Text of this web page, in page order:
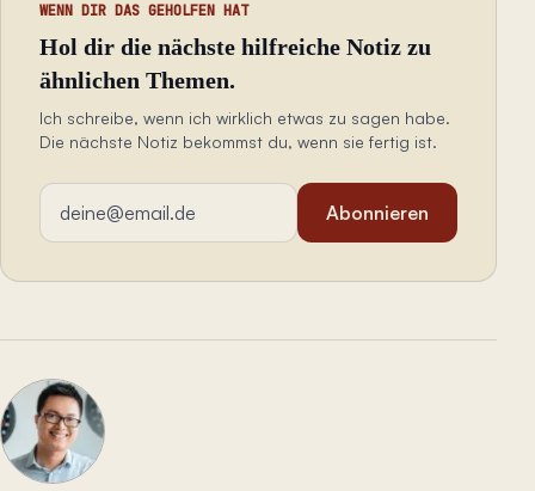
WENN DIR DAS GEHOLFEN HAT
Hol dir die nächste hilfreiche Notiz zu
ähnlichen Themen.
Ich schreibe, wenn ich wirklich etwas zu sagen habe.
Die nächste Notiz bekommst du, wenn sie fertig ist.
E-Mail-Adresse
Abonnieren